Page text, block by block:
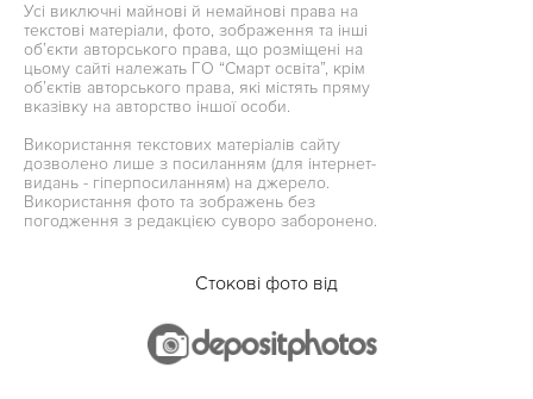
Усі виключні майнові й немайнові права на
текстові матеріали, фото, зображення та інші
об’єкти авторського права, що розміщені на
цьому сайті належать ГО “Смарт освіта”, крім
об’єктів авторського права, які містять пряму
вказівку на авторство іншої особи.
Використання текстових матеріалів сайту
дозволено лише з посиланням (для інтернет-
видань - гіперпосиланням) на джерело.
Використання фото та зображень без
погодження з редакцією суворо заборонено.
Стокові фото від